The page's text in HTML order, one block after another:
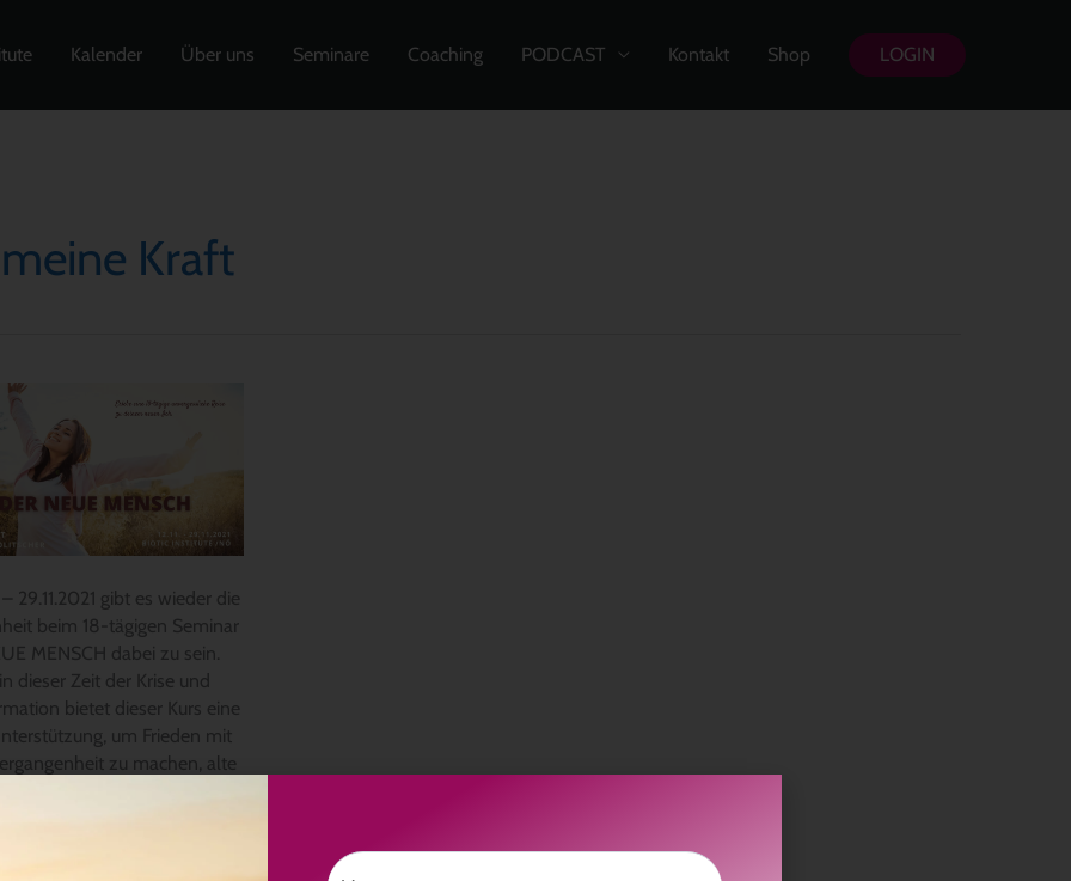
Kalender Über uns Seminare Coaching PODCAST Kontakt Shop LOGIN
Kraft
29.11.2021 gibt es wieder die
beim 18-tägigen Seminar
MENSCH dabei zu sein.
dieser Zeit der Krise und
bietet dieser Kurs eine
um Frieden mit
zu machen, alte
Vorname